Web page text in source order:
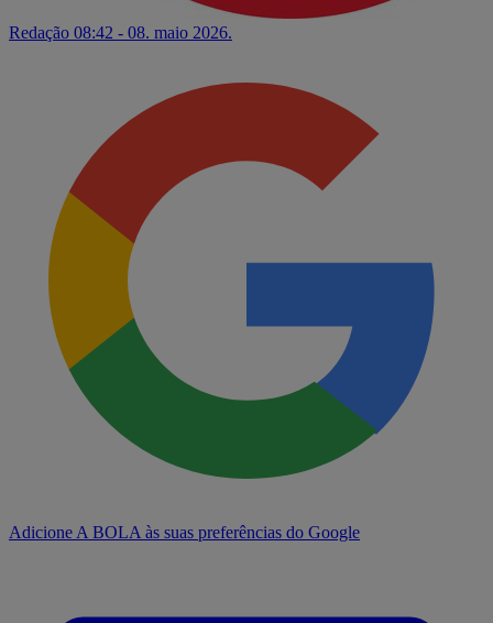
Redação 08:42 - 08. maio 2026.
Adicione A BOLA às suas preferências do Google